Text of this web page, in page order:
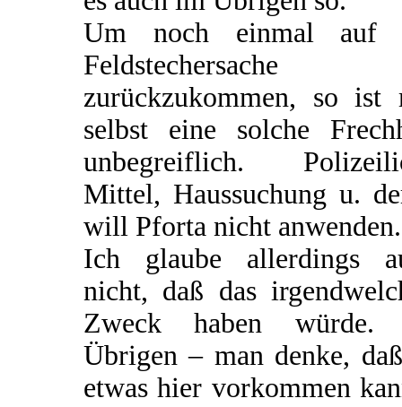
Um noch einmal auf
Feldstechersache
zurückzukommen, so ist
selbst eine solche
unbegreiflich.
Mittel, Haussuchung u.
will Pforta nicht anwenden.
Ich glaube allerdings
nicht, daß das
Zweck haben würde.
Übrigen – man denke,
etwas hier vorkommen